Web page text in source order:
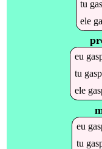
tu
ele
eu
tu
ele
eu
tu